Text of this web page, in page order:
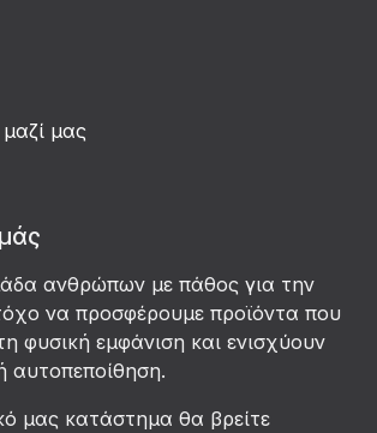
μας
ανθρώπων με πάθος για την
να προσφέρουμε προϊόντα που
φυσική εμφάνιση και ενισχύουν
αυτοπεποίθηση.
μας κατάστημα θα βρείτε